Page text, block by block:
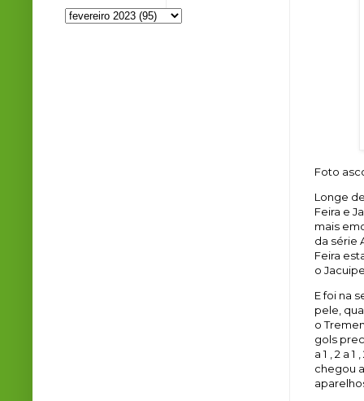
Foto
Longe
Feira e
mais
da série
Feira
o
E foi na
pele,
o
gols
a 1 , 2 a
chegou